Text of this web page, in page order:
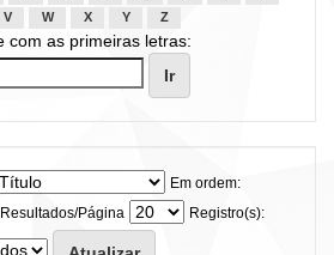
V W X Y Z
com as primeiras letras:
Em ordem:
Resultados/Página
Registro(s):